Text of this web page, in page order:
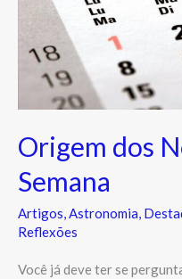
Origem dos
Semana
Artigos,Astronomia,
Reflexões
Você já deve ter se
dos
dias
Semana